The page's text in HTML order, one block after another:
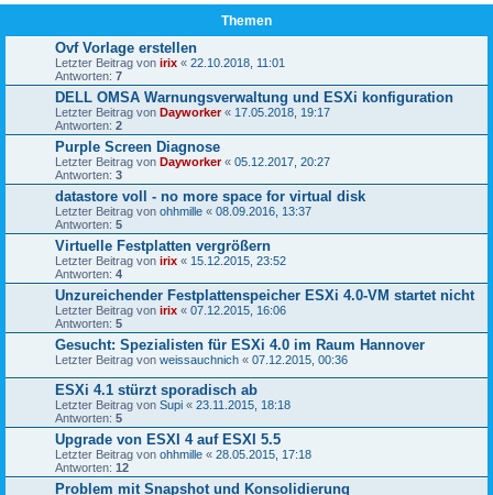
Themen
Ovf Vorlage erstellen
Letzter Beitrag von irix « 22.10.2018, 11:01
Antworten: 7
DELL OMSA Warnungsverwaltung und ESXi konfiguration
Letzter Beitrag von Dayworker« 17.05.2018, 19:17
Antworten: 2
Purple Screen Diagnose
Letzter Beitrag von Dayworker« 05.12.2017, 20:27
Antworten: 3
datastore voll - no more space for virtual disk
Letzter Beitrag von ohhmille « 08.09.2016, 13:37
Antworten: 5
Virtuelle Festplatten vergrößern
Letzter Beitrag von irix « 15.12.2015, 23:52
Antworten: 4
Unzureichender Festplattenspeicher ESXi 4.0-VM startet nicht
Letzter Beitrag von irix « 07.12.2015, 16:06
Antworten: 5
Gesucht: Spezialisten für ESXi 4.0 im Raum Hannover
Letzter Beitrag von weissauchnich « 07.12.2015, 00:36
ESXi 4.1 stürzt sporadisch ab
Letzter Beitrag von Supi « 23.11.2015, 18:18
Antworten: 5
Upgrade von ESXI 4 auf ESXI 5.5
Letzter Beitrag von ohhmille « 28.05.2015, 17:18
Antworten: 12
Problem mit Snapshot und Konsolidierung